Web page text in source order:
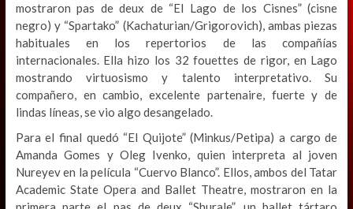
mostraron pas de deux de “El Lago de los Cisnes” (cisne
negro) y “Spartako” (Kachaturian/Grigorovich), ambas piezas
habituales en los repertorios de las compañías
internacionales. Ella hizo los 32 fouettes de rigor, en Lago
mostrando virtuosismo y talento interpretativo. Su
compañero, en cambio, excelente partenaire, fuerte y de
lindas líneas, se vio algo desangelado.
Para el final quedó “El Quijote” (Minkus/Petipa) a cargo de
Amanda Gomes y Oleg Ivenko, quien interpreta al joven
Nureyev en la película “Cuervo Blanco”. Ellos, ambos del Tatar
Academic State Opera and Ballet Theatre, mostraron en la